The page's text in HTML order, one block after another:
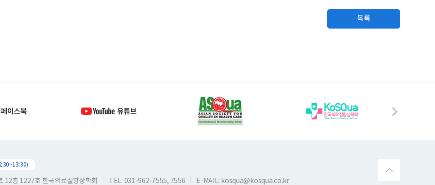
목록
12층 1227호 한국의료질향상학회 TEL: 031-962-7555, 7556 E-MAIL: kosqua@kosqua.co.kr